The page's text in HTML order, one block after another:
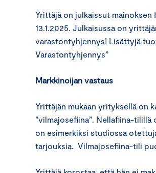
Yrittäjä on julkaissut
13.1.2025. Julkaisussa on
varastontyhjennys! Lisättyjä
Varastontyhjennys”
Markkinoijan vastaus
Yrittäjän mukaan yrityksellä on
”vilmajosefiina”. Nellafiina-
on esimerkiksi studiossa
tarjouksia. Vilmajosefiina-tili